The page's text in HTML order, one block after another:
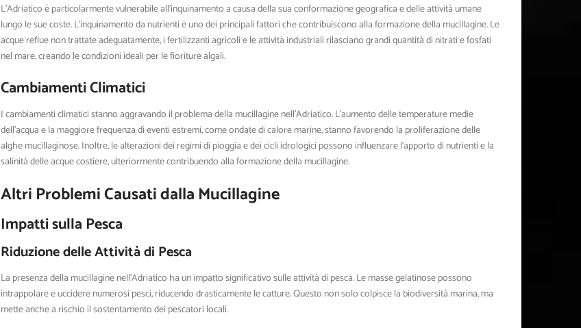
L’Adriatico è particolarmente vulnerabile all’inquinamento a causa della sua conformazione geografica e delle attività umane
lungo le sue coste. L’inquinamento da nutrienti è uno dei principali fattori che contribuiscono alla formazione della mucillagine. Le
acque reflue non trattate adeguatamente, i fertilizzanti agricoli e le attività industriali rilasciano grandi quantità di nitrati e fosfati
nel mare, creando le condizioni ideali per le fioriture algali.
Cambiamenti Climatici
I cambiamenti climatici stanno aggravando il problema della mucillagine nell’Adriatico. L’aumento delle temperature medie
dell’acqua e la maggiore frequenza di eventi estremi, come ondate di calore marine, stanno favorendo la proliferazione delle
alghe mucillaginose. Inoltre, le alterazioni dei regimi di pioggia e dei cicli idrologici possono influenzare l’apporto di nutrienti e la
salinità delle acque costiere, ulteriormente contribuendo alla formazione della mucillagine.
Altri Problemi Causati dalla Mucillagine
Impatti sulla Pesca
Riduzione delle Attività di Pesca
La presenza della mucillagine nell’Adriatico ha un impatto significativo sulle attività di pesca. Le masse gelatinose possono
intrappolare e uccidere numerosi pesci, riducendo drasticamente le catture. Questo non solo colpisce la biodiversità marina, ma
mette anche a rischio il sostentamento dei pescatori locali.